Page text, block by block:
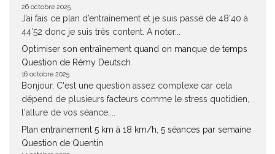
26 octobre 2025
J’ai fais ce plan d’entraînement et je suis passé de 48’40 à
44’52 donc je suis très content. A noter...
Optimiser son entraînement quand on manque de temps
Question de Rémy Deutsch
16 octobre 2025
Bonjour, C'est une question assez complexe car cela
dépend de plusieurs facteurs comme le stress quotidien,
l'allure de vos séance,...
Plan entrainement 5 km à 18 km/h, 5 séances par semaine
Question de Quentin